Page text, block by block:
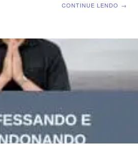
PRÁTICA No lugar de ceder à
sobre ela. LEITURA DIÁRIA
A tentação que se origina do Diabo
1.14,15
CONTINUE LENDO →